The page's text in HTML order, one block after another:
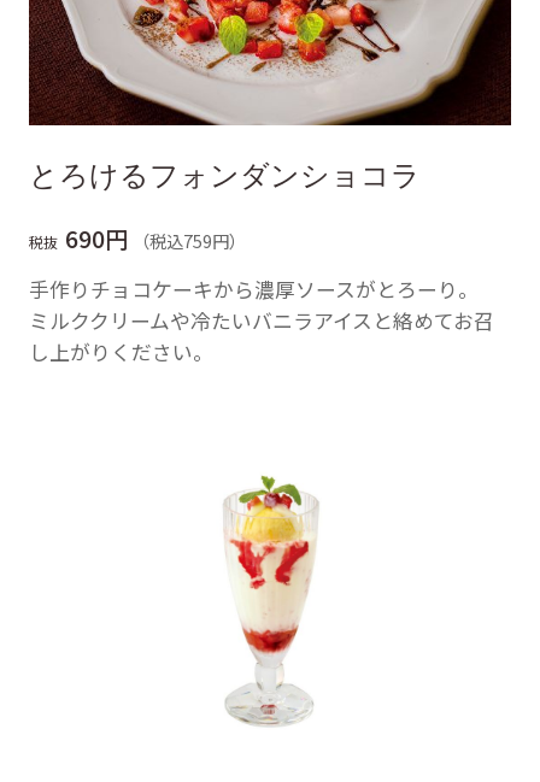
とろけるフォンダンショコラ
税抜 690円 （税込759円）
手作りチョコケーキから濃厚ソースがとろーり。
ミルククリームや冷たいバニラアイスと絡めてお召
し上がりください。